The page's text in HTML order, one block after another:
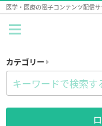
医学・医療の電子コンテンツ配信
カテゴリー